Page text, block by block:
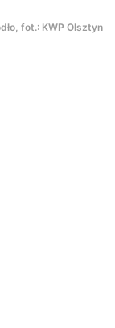
fot.: KWP Olsztyn